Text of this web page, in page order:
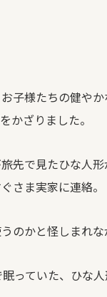
子様たちの健や
かざりました。
先で見たひな人
さま実家に連絡。
のかと怪しまれな
っていた、ひな人